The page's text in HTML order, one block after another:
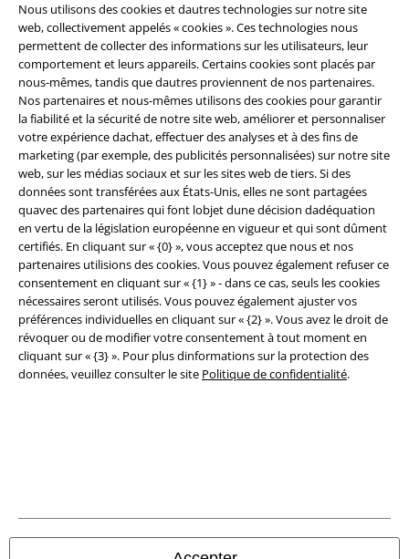
Nous utilisons des cookies et dautres technologies sur notre site
web, collectivement appelés « cookies ». Ces technologies nous
permettent de collecter des informations sur les utilisateurs, leur
comportement et leurs appareils. Certains cookies sont placés par
nous-mêmes, tandis que dautres proviennent de nos partenaires.
Nos partenaires et nous-mêmes utilisons des cookies pour garantir
la fiabilité et la sécurité de notre site web, améliorer et personnaliser
votre expérience dachat, effectuer des analyses et à des fins de
marketing (par exemple, des publicités personnalisées) sur notre site
web, sur les médias sociaux et sur les sites web de tiers. Si des
données sont transférées aux États-Unis, elles ne sont partagées
quavec des partenaires qui font lobjet dune décision dadéquation
en vertu de la législation européenne en vigueur et qui sont dûment
certifiés. En cliquant sur « {0} », vous acceptez que nous et nos
partenaires utilisions des cookies. Vous pouvez également refuser ce
consentement en cliquant sur « {1} » - dans ce cas, seuls les cookies
nécessaires seront utilisés. Vous pouvez également ajuster vos
préférences individuelles en cliquant sur « {2} ». Vous avez le droit de
révoquer ou de modifier votre consentement à tout moment en
cliquant sur « {3} ». Pour plus dinformations sur la protection des
données, veuillez consulter le site Politique de confidentialité.
Légal
Conditions générales
Éditeur
Clauses de confidentialité
Élimination des déchets et protection de l'environnement
Déclaration de Conformité
Tous nos prix sont T.T.C. Cependant, ils ne comprennent pasles frais
denvoi.